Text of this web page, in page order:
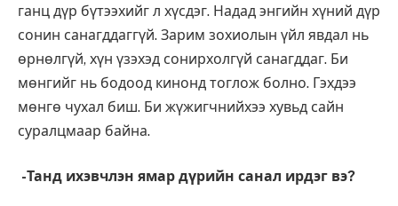
ганц дүр бүтээхийг л хүсдэг. Надад энгийн хүний дүр
сонин санагддаггүй. Зарим зохиолын үйл явдал нь
өрнөлгүй, хүн үзэхэд сонирхолгүй санагддаг. Би
мөнгийг нь бодоод кинонд тоглож болно. Гэхдээ
мөнгө чухал биш. Би жүжигчнийхээ хувьд сайн
суралцмаар байна.
-Танд ихэвчлэн ямар дүрийн санал ирдэг вэ?